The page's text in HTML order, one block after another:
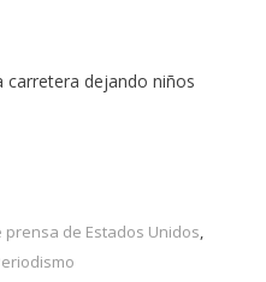
carretera dejando niños
prensa de Estados Unidos,